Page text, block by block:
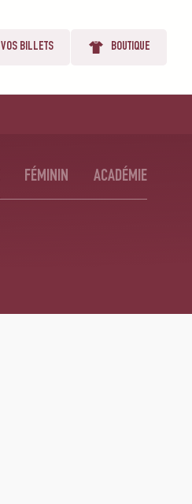
VOS BILLETS BOUTIQUE
FÉMININ ACADÉMIE